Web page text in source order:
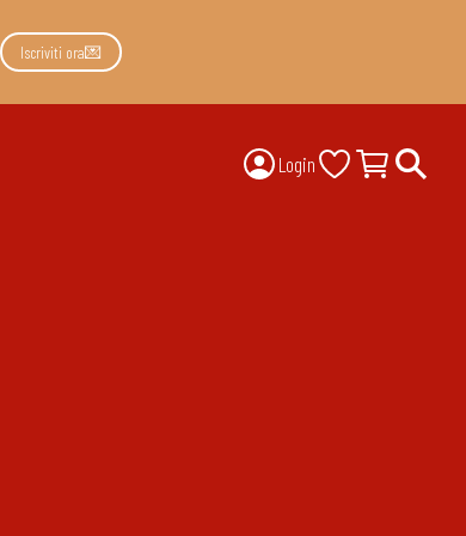
Iscriviti ora💌
Login